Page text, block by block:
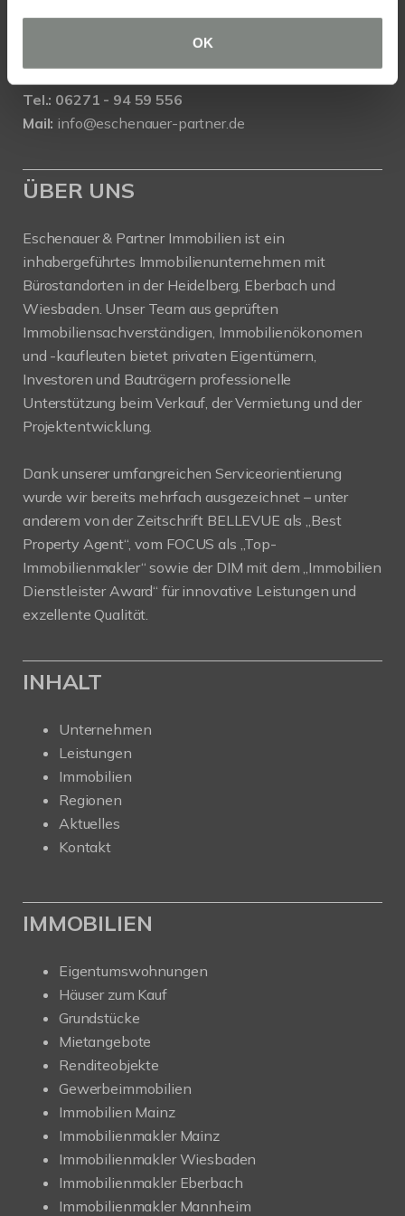
OK
Immobilienmakler EBERBACH
Tel.: 06271 - 94 59 556
Mail: info@eschenauer-partner.de
ÜBER UNS
Eschenauer & Partner Immobilien ist ein
inhabergeführtes Immobilienunternehmen mit
Bürostandorten in der Heidelberg, Eberbach und
Wiesbaden. Unser Team aus geprüften
Immobiliensachverständigen, Immobilienökonomen
und -kaufleuten bietet privaten Eigentümern,
Investoren und Bauträgern professionelle
Unterstützung beim Verkauf, der Vermietung und der
Projektentwicklung.
Dank unserer umfangreichen Serviceorientierung
wurde wir bereits mehrfach ausgezeichnet – unter
anderem von der Zeitschrift BELLEVUE als „Best
Property Agent“, vom FOCUS als „Top-
Immobilienmakler“ sowie der DIM mit dem „Immobilien
Dienstleister Award“ für innovative Leistungen und
exzellente Qualität.
INHALT
Unternehmen
Leistungen
Immobilien
Regionen
Aktuelles
Kontakt
IMMOBILIEN
Eigentumswohnungen
Häuser zum Kauf
Grundstücke
Mietangebote
Renditeobjekte
Gewerbeimmobilien
Immobilien Mainz
Immobilienmakler Mainz
Immobilienmakler Wiesbaden
Immobilienmakler Eberbach
Immobilienmakler Mannheim